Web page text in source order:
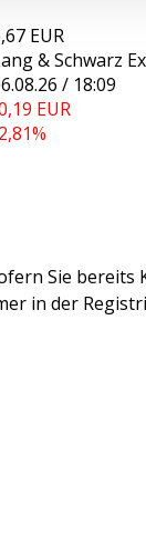
EUR
& Schwarz
/ 18:09
EUR
Sie bereits
in der